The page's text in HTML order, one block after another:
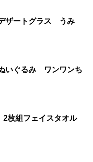
ラネコぐんだん デザートグラス うみ
いぐるみ ワンワンち
2枚組フェイスタオル